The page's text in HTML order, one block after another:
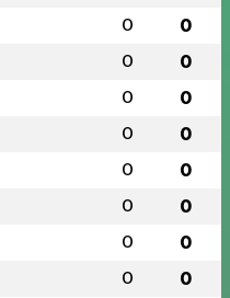
0 0
0 0
0 0
0 0
0 0
0 0
0 0
0 0